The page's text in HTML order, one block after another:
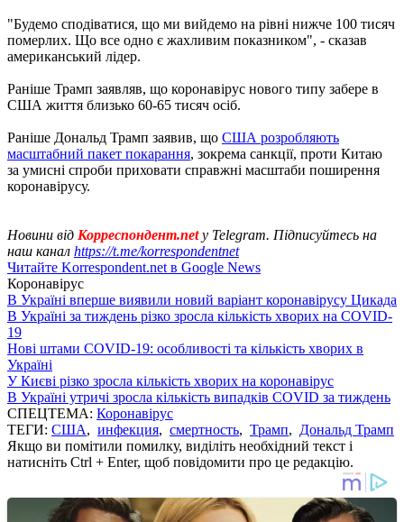
"Будемо сподіватися, що ми вийдемо на рівні нижче 100 тисяч
померлих. Що все одно є жахливим показником", - сказав
американський лідер.
Раніше Трамп заявляв, що коронавірус нового типу забере в
США життя близько 60-65 тисяч осіб.
Раніше Дональд Трамп заявив, що США розробляють
масштабний пакет покарання, зокрема санкції, проти Китаю
за умисні спроби приховати справжні масштаби поширення
коронавірусу.
Новини від Корреспондент.netу Telegram. Підписуйтесь на
наш канал https://t.me/korrespondentnet
Читайте Korrespondent.net в Google News
Коронавірус
В Україні вперше виявили новий варіант коронавірусу Цикада
В Україні за тиждень різко зросла кількість хворих на COVID-
19
Нові штами COVID-19: особливості та кількість хворих в
Україні
У Києві різко зросла кількість хворих на коронавірус
В Україні утричі зросла кількість випадків COVID за тиждень
СПЕЦТЕМА: Коронавірус
ТЕГИ: США, инфекция, смертность, Трамп, Дональд Трамп
Якщо ви помітили помилку, виділіть необхідний текст і
натисніть Ctrl + Enter, щоб повідомити про це редакцію.